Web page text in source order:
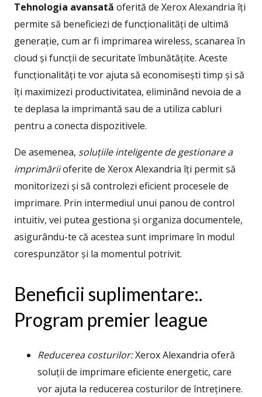
Tehnologia avansată oferită de Xerox Alexandria îți
permite să beneficiezi de funcționalități de ultimă
generație, cum ar fi imprimarea wireless, scanarea în
cloud și funcții de securitate îmbunătățite. Aceste
funcționalități te vor ajuta să economisești timp și să
îți maximizezi productivitatea, eliminând nevoia de a
te deplasa la imprimantă sau de a utiliza cabluri
pentru a conecta dispozitivele.
De asemenea, soluțiile inteligente de gestionare a
imprimăriioferite de Xerox Alexandria îți permit să
monitorizezi și să controlezi eficient procesele de
imprimare. Prin intermediul unui panou de control
intuitiv, vei putea gestiona și organiza documentele,
asigurându-te că acestea sunt imprimare în modul
corespunzător și la momentul potrivit.
Beneficii suplimentare:.
Program premier league
Reducerea costurilor:Xerox Alexandria oferă
soluții de imprimare eficiente energetic, care
vor ajuta la reducerea costurilor de întreținere.